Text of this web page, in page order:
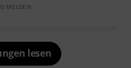
MELDEN
lesen